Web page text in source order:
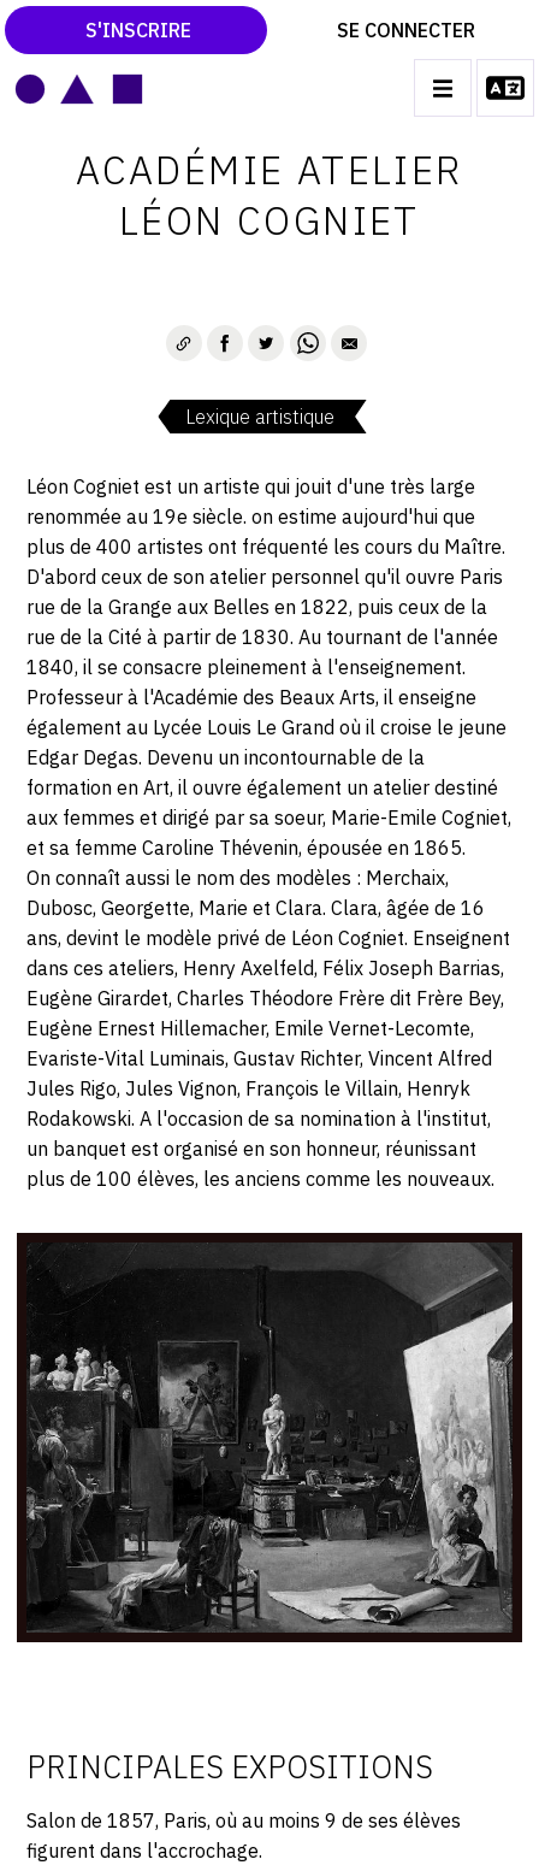
S'INSCRIRE SE CONNECTER
navigation
CATALOGUES RAISONNÉS
LES EXPOSITIONS
ARCHIVES DES EXPOSITIONS
LIBRAIRIE : LIVRES & CATALOGUES
SERVICES
CRÉER SON CATALOGUE RAISONNÉ
ABONNEMENTS DÉDIÉS AUX GALERISTES
CRÉER SON SITE ARTISTE
CRÉER SON CATALOGUE D'EXPO
PUBLIER SES EXPOSITIONS
DEVENIR CONTRIBUTEUR
À PROPOS
L'ÉQUIPE OAM
À PROPOS D'OAM
CONTACT
CGU
SUIVEZ-NOUS
INSTAGRAM
FACEBOOK
TWITTER
PINTEREST
ACADÉMIE ATELIER
LÉON COGNIET
Lexique artistique
Léon Cogniet est un artiste qui jouit d'une très large
renommée au 19e siècle. on estime aujourd'hui que
plus de 400 artistes ont fréquenté les cours du Maître.
D'abord ceux de son atelier personnel qu'il ouvre Paris
rue de la Grange aux Belles en 1822, puis ceux de la
rue de la Cité à partir de 1830. Au tournant de l'année
1840, il se consacre pleinement à l'enseignement.
Professeur à l'Académie des Beaux Arts, il enseigne
également au Lycée Louis Le Grand où il croise le jeune
Edgar Degas. Devenu un incontournable de la
formation en Art, il ouvre également un atelier destiné
aux femmes et dirigé par sa soeur, Marie-Emile Cogniet,
et sa femme Caroline Thévenin, épousée en 1865.
On connaît aussi le nom des modèles : Merchaix,
Dubosc, Georgette, Marie et Clara. Clara, âgée de 16
ans, devint le modèle privé de Léon Cogniet. Enseignent
dans ces ateliers, Henry Axelfeld, Félix Joseph Barrias,
Eugène Girardet, Charles Théodore Frère dit Frère Bey,
Eugène Ernest Hillemacher, Emile Vernet-Lecomte,
Evariste-Vital Luminais, Gustav Richter, Vincent Alfred
Jules Rigo, Jules Vignon, François le Villain, Henryk
Rodakowski. A l'occasion de sa nomination à l'institut,
un banquet est organisé en son honneur, réunissant
plus de 100 élèves, les anciens comme les nouveaux.
PRINCIPALES EXPOSITIONS
Salon de 1857, Paris, où au moins 9 de ses élèves
figurent dans l'accrochage.